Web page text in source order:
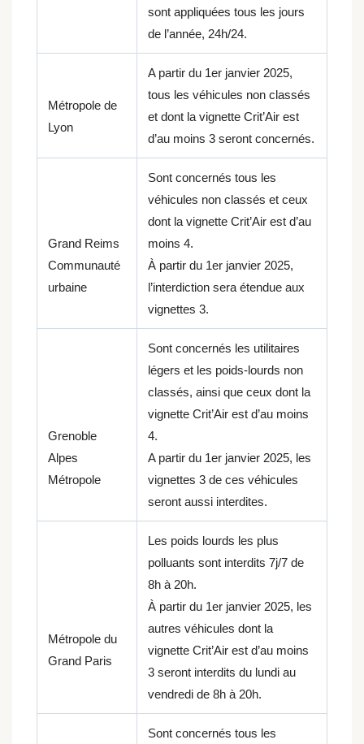
sont appliquées tous les jours
de l’année, 24h/24.
Métropole de
Lyon
A partir du 1er janvier 2025,
tous les véhicules non classés
et dont la vignette Crit’Air est
d’au moins 3 seront concernés.
Grand Reims
Communauté
urbaine
Sont concernés tous les
véhicules non classés et ceux
dont la vignette Crit’Air est d’au
moins 4.
À partir du 1er janvier 2025,
l’interdiction sera étendue aux
vignettes 3.
Grenoble
Alpes
Métropole
Sont concernés les utilitaires
légers et les poids-lourds non
classés, ainsi que ceux dont la
vignette Crit’Air est d’au moins
4.
A partir du 1er janvier 2025, les
vignettes 3 de ces véhicules
seront aussi interdites.
Métropole du
Grand Paris
Les poids lourds les plus
polluants sont interdits 7j/7 de
8h à 20h.
À partir du 1er janvier 2025, les
autres véhicules dont la
vignette Crit’Air est d’au moins
3 seront interdits du lundi au
vendredi de 8h à 20h.
Sont concernés tous les